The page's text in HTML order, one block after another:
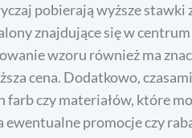
pobierają wyższe stawki
znajdujące się w
wzoru również ma
cena. Dodatkowo,
czy materiałów, które
promocje czy